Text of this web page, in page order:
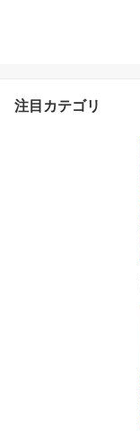
注目カテゴリ